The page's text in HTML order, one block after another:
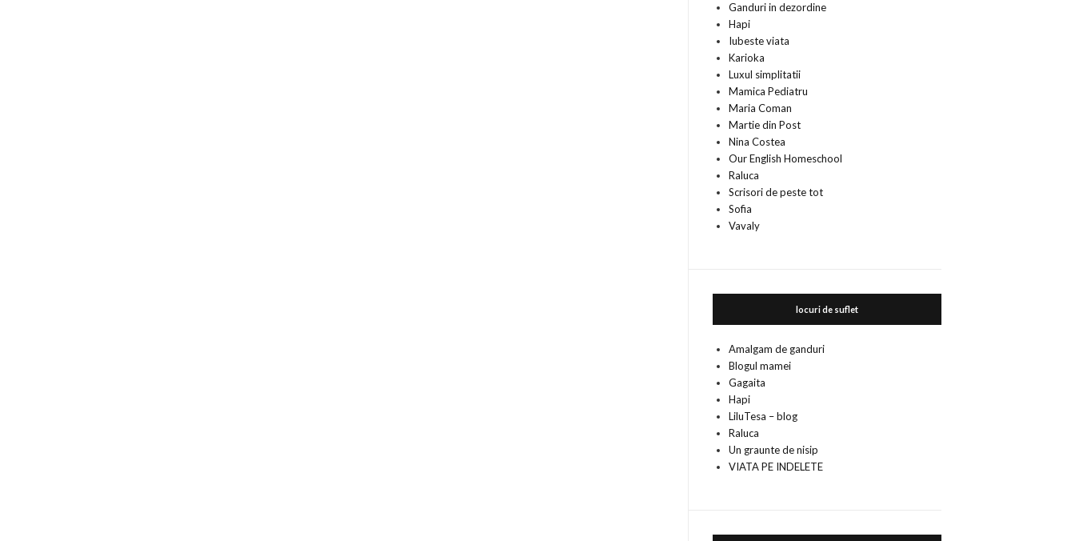
Ganduri in dezordine
Hapi
Iubeste viata
Karioka
Luxul simplitatii
Mamica Pediatru
Maria Coman
Martie din Post
Nina Costea
Our English Homeschool
Raluca
Scrisori de peste tot
Sofia
Vavaly
locuri de suflet
Amalgam de ganduri
Blogul mamei
Gagaita
Hapi
LiluTesa – blog
Raluca
Un graunte de nisip
VIATA PE INDELETE